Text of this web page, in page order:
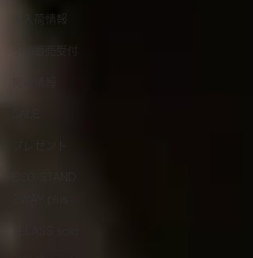
再入荷情報
予約販売受付